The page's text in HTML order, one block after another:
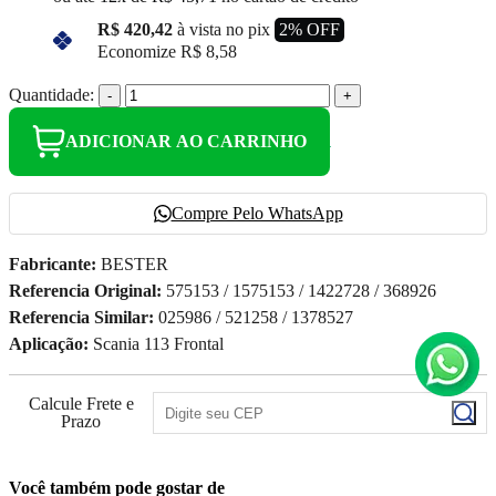
R$ 420,42 à vista no pix 2% OFF
Economize R$ 8,58
Quantidade: - +
ADICIONAR AO CARRINHO
Compre Pelo WhatsApp
Fabricante: BESTER
Referencia Original: 575153 / 1575153 / 1422728 / 368926
Referencia Similar: 025986 / 521258 / 1378527
Aplicação: Scania 113 Frontal
Calcule Frete e
Prazo
Você também pode gostar de